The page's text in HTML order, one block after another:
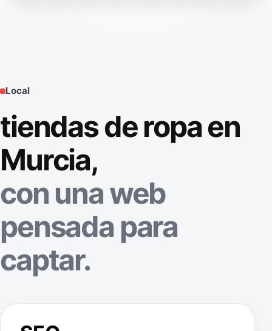
Local
tiendas de ropa en
Murcia,
con una web
pensada para
captar.